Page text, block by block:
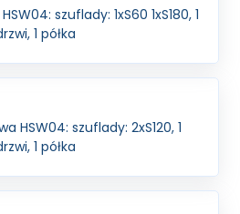
szuflady: 1xS60 1xS180, 1
1 półka
HSW04: szuflady: 2xS120, 1
1 półka